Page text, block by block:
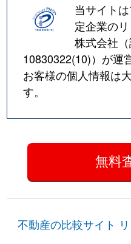
当サイト
定企業の
株式会社（
10830322(10)）が運
お客様の個人情報は
す。
不動産の比較サイト